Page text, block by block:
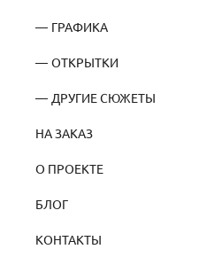
ГРАФИКА
ОТКРЫТКИ
ДРУГИЕ СЮЖЕТЫ
НА ЗАКАЗ
О ПРОЕКТЕ
БЛОГ
КОНТАКТЫ